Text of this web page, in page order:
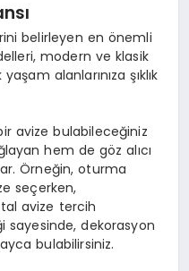
belirleyen en önemli
modern ve klasik
alanlarınıza şıklık
avize bulabileceğiniz
hem de göz alıcı
Örneğin, oturma
seçerken,
avize tercih
sayesinde, dekorasyon
bulabilirsiniz.